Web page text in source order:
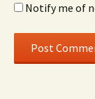
Notify me of